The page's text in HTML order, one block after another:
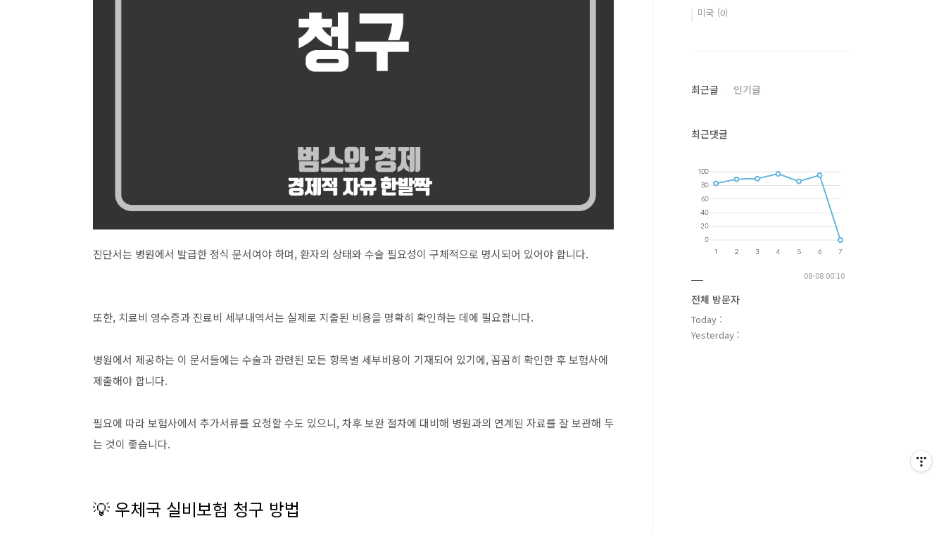
진단서는 병원에서 발급한 정식 문서여야 하며, 환자의 상태와 수술 필요성이 구체적으로 명시되어 있어야 합니다.
또한, 치료비 영수증과 진료비 세부내역서는 실제로 지출된 비용을 명확히 확인하는 데에 필요합니다.
병원에서 제공하는 이 문서들에는 수술과 관련된 모든 항목별 세부비용이 기재되어 있기에, 꼼꼼히 확인한 후 보험사에
제출해야 합니다.
필요에 따라 보험사에서 추가서류를 요청할 수도 있으니, 차후 보완 절차에 대비해 병원과의 연계된 자료를 잘 보관해 두
는 것이 좋습니다.
💡 우체국 실비보험 청구 방법
미국 (0)
최근글 인기글
최근댓글
08-08 00:10
전체 방문자
Today :
Yesterday :